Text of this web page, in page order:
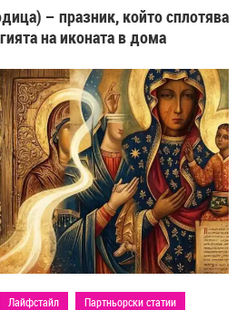
– празник, който сплотява
на иконата в дома
Лайфстайл Партньорски статии